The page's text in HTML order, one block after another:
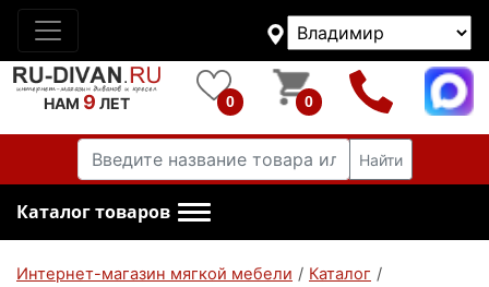
НАМ 9 ЛЕТ 0 0
Найти
Каталог товаров
Интернет-магазин мягкой мебели / Каталог /